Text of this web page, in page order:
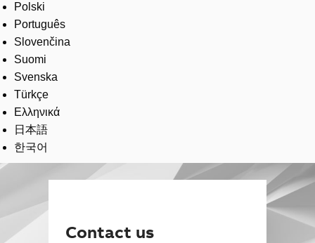
Polski
Português
Slovenčina
Suomi
Svenska
Türkçe
Ελληνικά
日本語
한국어
Contact us